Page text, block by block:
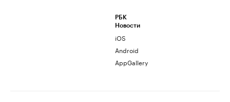
РБК
Новости
iOS
Android
AppGallery